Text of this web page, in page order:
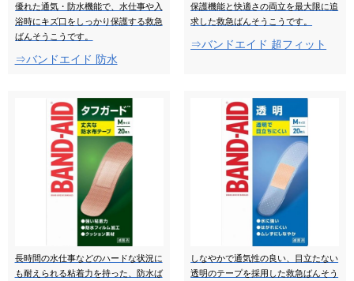
優れた通気・防水機能で、水仕事や入
浴時にキズ口をしっかり保護する救急
ばんそうこうです。
⇒バンドエイド 防水
保護機能と快適さの両立を最大限に追
求した救急ばんそうこうです。
⇒バンドエイド 超フィット
長時間の水仕事などのハードな状況に
も耐えられる粘着力を持った、防水ば
しなやかで通気性の良い、目立たない
透明のテープを採用した救急ばんそう